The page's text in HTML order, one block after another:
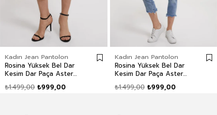
Kadın Jean Pantolon
Rosina Yüksek Bel Dar
Kesim Dar Paça Aster
₺999,00
₺1.499,00
Kadın Jean Pantolon
Rosina Yüksek Bel Dar
Kesim Dar Paça Aster
Pantolon ₺999,00
₺1.499,00